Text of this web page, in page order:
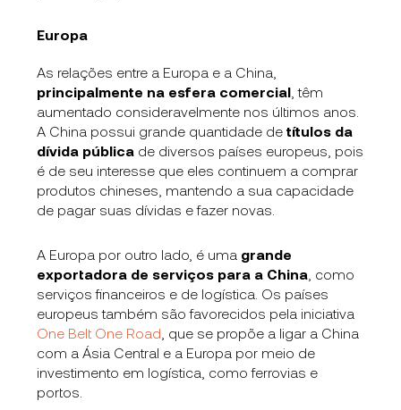
Europa
As relações entre a Europa e a China,
principalmente na esfera comercial , têm
aumentado consideravelmente nos últimos anos.
A China possui grande quantidade detítulos da
dívida pública de diversos países europeus, pois
é de seu interesse que eles continuem a comprar
produtos chineses, mantendo a sua capacidade
de pagar suas dívidas e fazer novas.
A Europa por outro lado, é uma grande
exportadora de serviços para a China , como
serviços financeiros e de logística. Os países
europeus também são favorecidos pela iniciativa
One Belt One Road , que se propõe a ligar a China
com a Ásia Central e a Europa por meio de
investimento em logística, como ferrovias e
portos.